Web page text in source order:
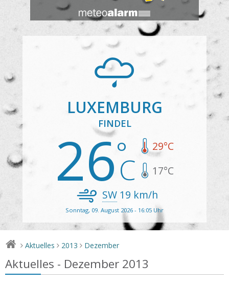
LUXEMBURG
FINDEL
26 29°C
17°C
SW19 km/h
Sonntag, 09. August 2026 - 16:05 Uhr
> Aktuelles > 2013 > Dezember
Aktuelles - Dezember 2013